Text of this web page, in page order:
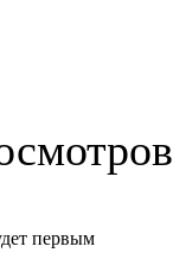
первым